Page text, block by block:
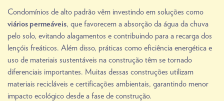
Condomínios de alto padrão vêm investindo em soluções como
viários permeáveis, que favorecem a absorção da água da chuva
pelo solo, evitando alagamentos e contribuindo para a recarga dos
lençóis freáticos. Além disso, práticas como eficiência energética e
uso de materiais sustentáveis na construção têm se tornado
diferenciais importantes. Muitas dessas construções utilizam
materiais recicláveis e certificações ambientais, garantindo menor
impacto ecológico desde a fase de construção.